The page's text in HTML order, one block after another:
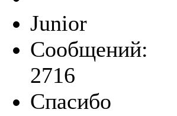
Junior
Сообщений:
2716
Спасибо